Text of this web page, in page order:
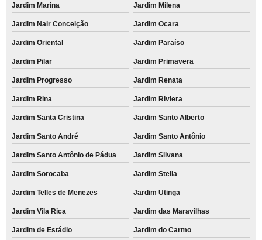
Jardim Marina Jardim Milena
Jardim Nair Conceição Jardim Ocara
Jardim Oriental Jardim Paraíso
Jardim Pilar Jardim Primavera
Jardim Progresso Jardim Renata
Jardim Rina Jardim Riviera
Jardim Santa Cristina Jardim Santo Alberto
Jardim Santo André Jardim Santo Antônio
Jardim Santo Antônio de Pádua Jardim Silvana
Jardim Sorocaba Jardim Stella
Jardim Telles de Menezes Jardim Utinga
Jardim Vila Rica Jardim das Maravilhas
Jardim de Estádio Jardim do Carmo